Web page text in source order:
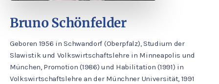
Bruno Schönfelder
Geboren 1956 in Schwandorf (Oberpfalz), Studium der
Slawistik und Volkswirtschaftslehre in Minneapolis und
München, Promotion (1986) und Habilitation (1991) in
Volkswirtschaftslehre an der Münchner Universität, 1991